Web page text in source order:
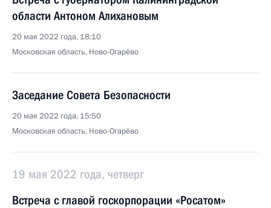
области Антоном Алихановым
20 мая 2022 года, 18:10
Московская область, Ново-Огарёво
Заседание Совета Безопасности
20 мая 2022 года, 15:50
Московская область, Ново-Огарёво
19 мая 2022 года, четверг
Встреча с главой госкорпорации «Росатом»